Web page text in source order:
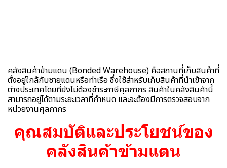
คลังสินค้าข้ามแดน (Bonded Warehouse) คือสถานที่เก็บสินค้าที่
ตั้งอยู่ใกล้กับชายแดนหรือท่าเรือ ซึ่งใช้สำหรับเก็บสินค้าที่นำเข้าจาก
ต่างประเทศโดยที่ยังไม่ต้องชำระภาษีศุลกากร สินค้าในคลังสินค้านี้
สามารถอยู่ได้ตามระยะเวลาที่กำหนด และจะต้องมีการตรวจสอบจาก
หน่วยงานศุลกากร
คุณสมบัติและประโยชน์ของ
คลังสินค้าข้ามแดน